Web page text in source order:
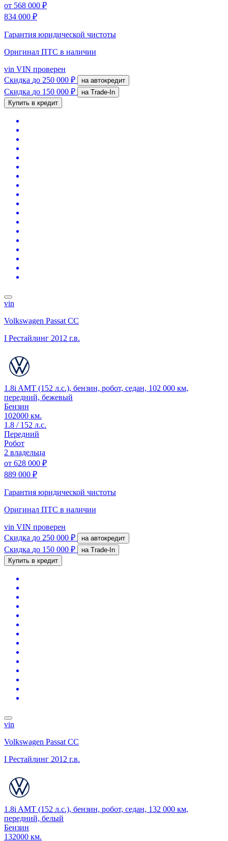
от 568 000 ₽
834 000 ₽
Гарантия юридической чистоты
Оригинал ПТС в наличии
vin VIN проверен
Скидка до 250 000 ₽ на автокредит
Скидка до 150 000 ₽
на Trade-In
Купить в кредит
vin
Volkswagen Passat CC
I Рестайлинг 2012 г.в.
1.8i AMT (152 л.с.), бензин, робот, седан, 102 000 км,
передний, бежевый
Бензин
102000 км.
1.8 / 152 л.с.
Передний
Робот
2 владельца
от 628 000 ₽
889 000 ₽
Гарантия юридической чистоты
Оригинал ПТС в наличии
vin VIN проверен
Скидка до 250 000 ₽ на автокредит
Скидка до 150 000 ₽
на Trade-In
Купить в кредит
vin
Volkswagen Passat CC
I Рестайлинг 2012 г.в.
1.8i AMT (152 л.с.), бензин, робот, седан, 132 000 км,
передний, белый
Бензин
132000 км.